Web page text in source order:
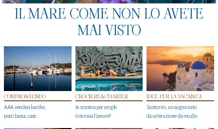
IL MARE COME NON LO AVETE
MAI VISTO
COMPRO&VENDO
AAA vendesi barche,
posti barca, case…
CROCIERE&CHARTER
In crociera per single
s'incrocia l’amore?
IDEE PER LA VACANZA
Santorini, un sogno nato
da un’eruzione da incubo